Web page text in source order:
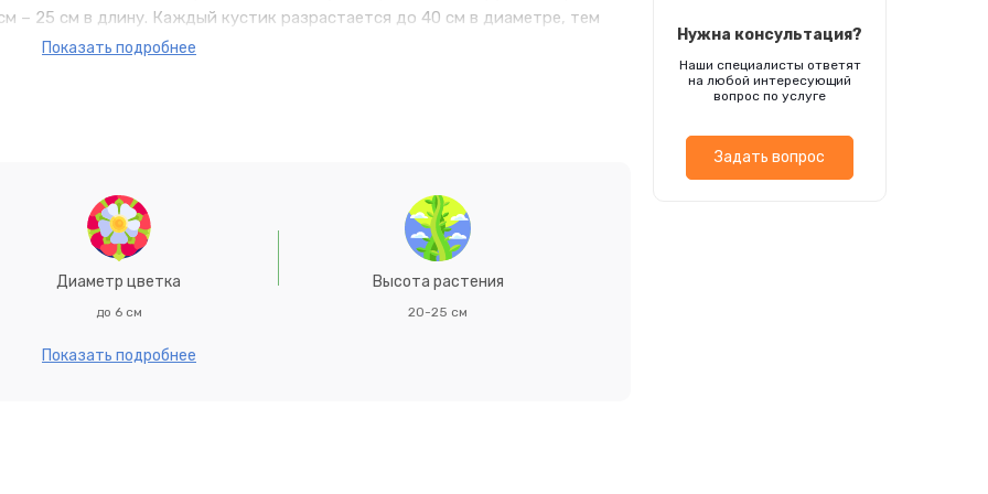
– 25 см в длину. Каждый кустик разрастается до 40 см в диаметре, тем
начинается уже спустя 1,5 месяца с начала посадки. Таким образом, при
Показать подробнее
Диаметр цветка
до 6 см
Высота растения
20-25 см
Показать подробнее
Нужна консультация?
Наши специалисты ответят
на любой интересующий
вопрос по услуге
Задать вопрос